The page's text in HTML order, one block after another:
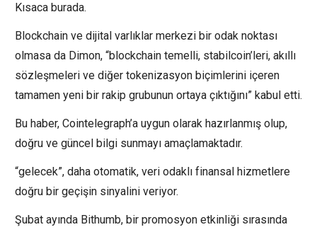
Kısaca burada.
Blockchain ve dijital varlıklar merkezi bir odak noktası
olmasa da Dimon, “blockchain temelli, stabilcoin’leri, akıllı
sözleşmeleri ve diğer tokenizasyon biçimlerini içeren
tamamen yeni bir rakip grubunun ortaya çıktığını” kabul etti.
Bu haber, Cointelegraph’a uygun olarak hazırlanmış olup,
doğru ve güncel bilgi sunmayı amaçlamaktadır.
“gelecek”, daha otomatik, veri odaklı finansal hizmetlere
doğru bir geçişin sinyalini veriyor.
Şubat ayında Bithumb, bir promosyon etkinliği sırasında